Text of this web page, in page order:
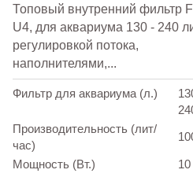
Топовый внутренний фильтр
U4, для аквариума 130 - 240
регулировкой потока,
наполнителями,...
Фильтр для аквариума (л.)
Производительность (лит/
час)
Мощность (Вт.)